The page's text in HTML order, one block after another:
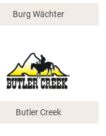
Burg Wächter
Butler Creek